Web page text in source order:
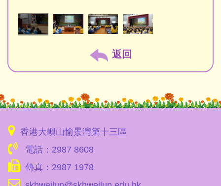
返回
香港大嶼山愉景灣第十三區
電話：2987 8608
傳真：2987 1978